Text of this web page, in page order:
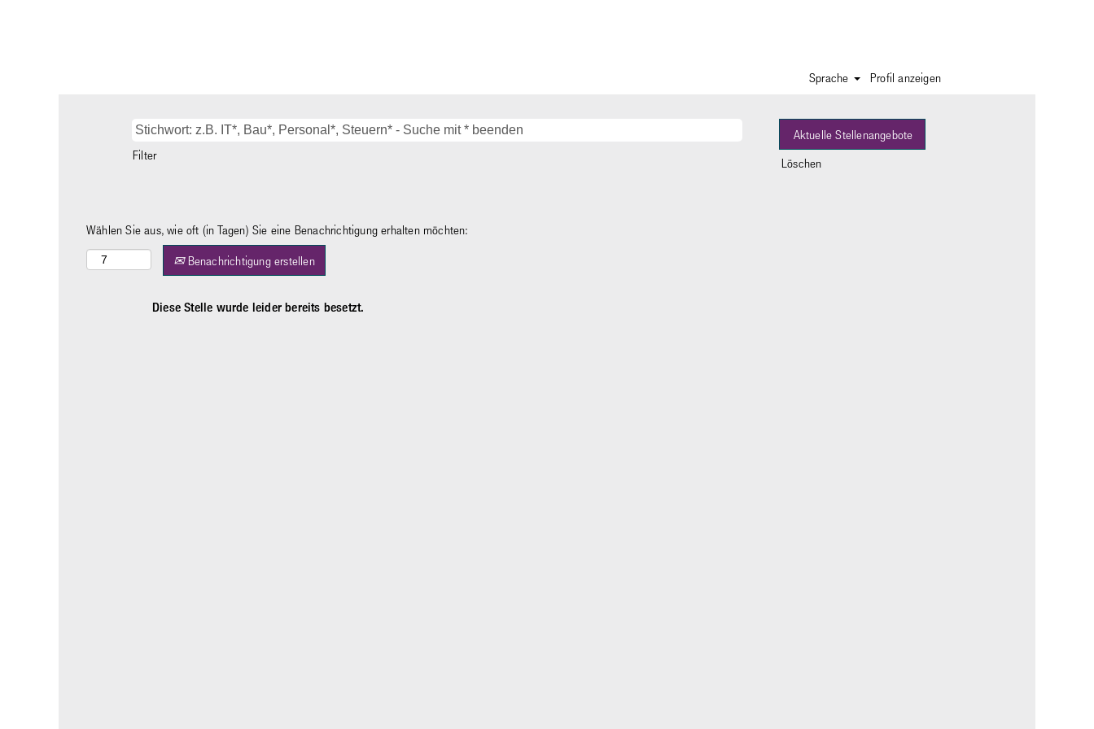
Sprache Profil anzeigen
Filter
Löschen
Wählen Sie aus, wie oft (in Tagen) Sie eine Benachrichtigung erhalten möchten:
Benachrichtigung erstellen
Diese Stelle wurde leider bereits besetzt.